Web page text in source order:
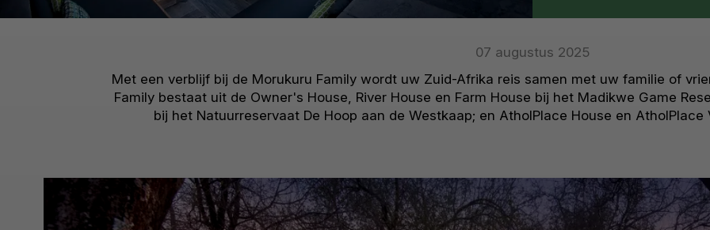
07 augustus 2025
Met een verblijf bij de Morukuru Family wordt uw Zuid-Afrika reis samen met uw familie of
Family bestaat uit de Owner's House, River House en Farm House bij het Madikwe Game
bij het Natuurreservaat De Hoop aan de Westkaap; en AtholPlace House en